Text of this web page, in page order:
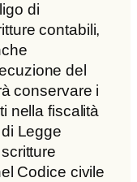
di
contabili,
del
conservare i
nella fiscalità
Legge
Codice civile